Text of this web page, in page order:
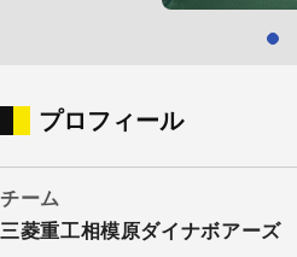
プロフィール
チーム
三菱重工相模原ダイナボアーズ